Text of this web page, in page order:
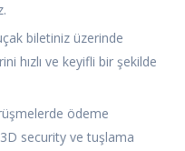
biletiniz üzerinde
hızlı ve keyifli bir şekilde
ödeme
security ve tuşlama